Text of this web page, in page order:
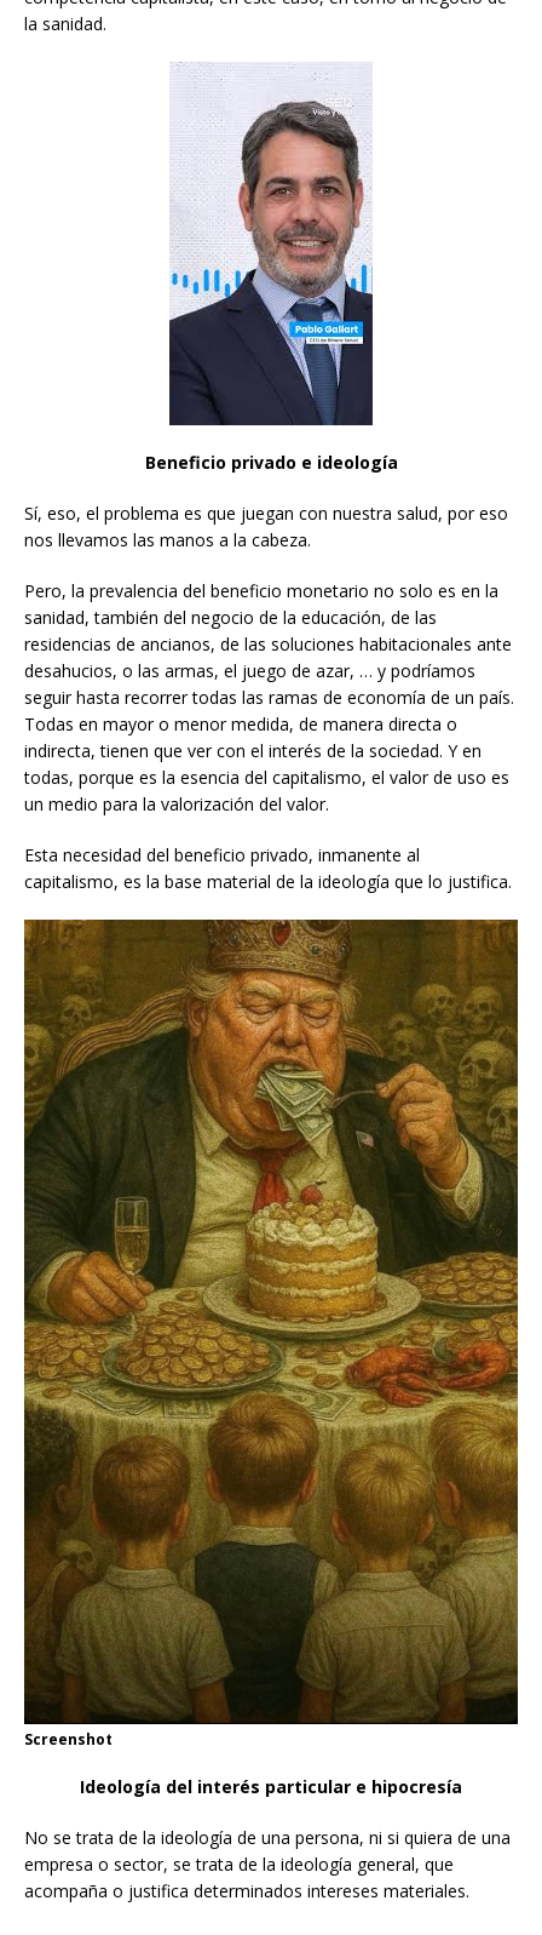
la sanidad.
Beneficio privado e ideología
Sí, eso, el problema es que juegan con nuestra salud, por eso
nos llevamos las manos a la cabeza.
Pero, la prevalencia del beneficio monetario no solo es en la
sanidad, también del negocio de la educación, de las
residencias de ancianos, de las soluciones habitacionales ante
desahucios, o las armas, el juego de azar, … y podríamos
seguir hasta recorrer todas las ramas de economía de un país.
Todas en mayor o menor medida, de manera directa o
indirecta, tienen que ver con el interés de la sociedad. Y en
todas, porque es la esencia del capitalismo, el valor de uso es
un medio para la valorización del valor.
Esta necesidad del beneficio privado, inmanente al
capitalismo, es la base material de la ideología que lo justifica.
Screenshot
Ideología del interés particular e hipocresía
No se trata de la ideología de una persona, ni si quiera de una
empresa o sector, se trata de la ideología general, que
acompaña o justifica determinados intereses materiales.